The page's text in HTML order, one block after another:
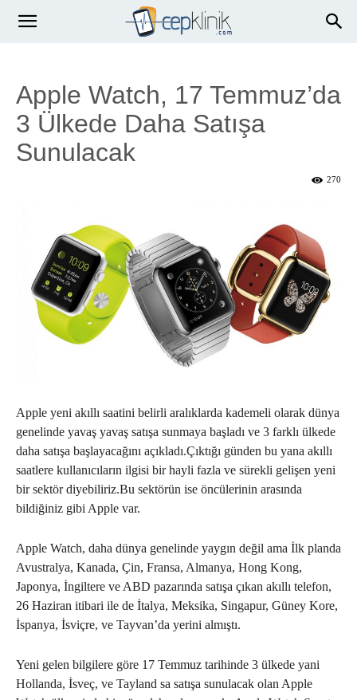
Apple Watch, 17 Temmuz’da
3 Ülkede Daha Satışa
Sunulacak
270
Apple yeni akıllı saatini belirli aralıklarda kademeli olarak dünya
genelinde yavaş yavaş satışa sunmaya başladı ve 3 farklı ülkede
daha satışa başlayacağını açıkladı.Çıktığı günden bu yana akıllı
saatlere kullanıcıların ilgisi bir hayli fazla ve sürekli gelişen yeni
bir sektör diyebiliriz.Bu sektörün ise öncülerinin arasında
bildiğiniz gibi Apple var.
Apple Watch, daha dünya genelinde yaygın değil ama İlk planda
Avustralya, Kanada, Çin, Fransa, Almanya, Hong Kong,
Japonya, İngiltere ve ABD pazarında satışa çıkan akıllı telefon,
26 Haziran itibari ile de İtalya, Meksika, Singapur, Güney Kore,
İspanya, İsviçre, ve Tayvan’da yerini almıştı.
Yeni gelen bilgilere göre 17 Temmuz tarihinde 3 ülkede yani
Hollanda, İsveç, ve Tayland sa satışa sunulacak olan Apple